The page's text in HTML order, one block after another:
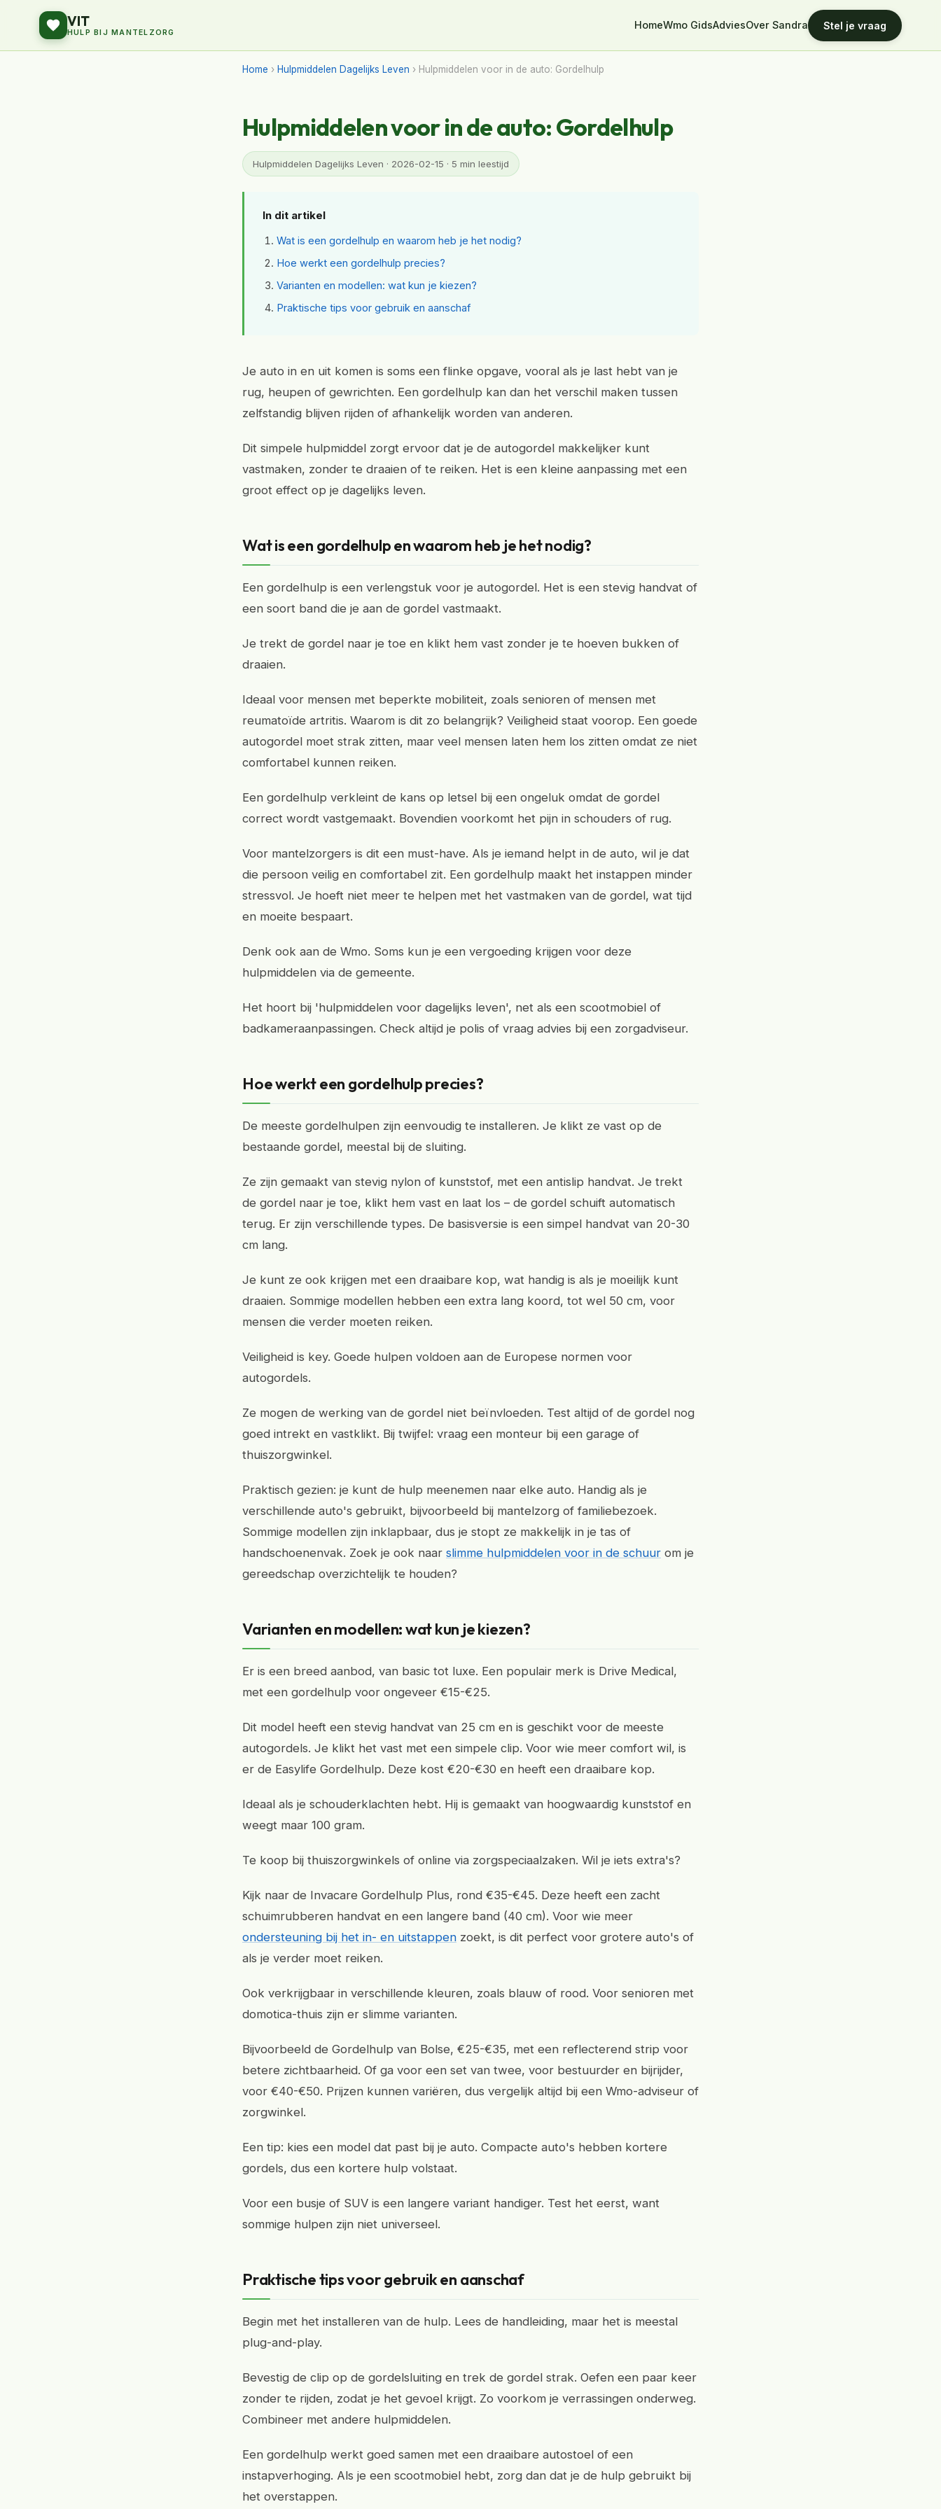
VIT
HULP BIJ MANTELZORG
HomeWmo GidsAdviesOver Sandra Stel je vraag
Home › Hulpmiddelen Dagelijks Leven › Hulpmiddelen voor in de auto: Gordelhulp
Hulpmiddelen voor in de auto: Gordelhulp
Hulpmiddelen Dagelijks Leven · 2026-02-15 · 5 min leestijd
In dit artikel
Wat is een gordelhulp en waarom heb je het nodig?
Hoe werkt een gordelhulp precies?
Varianten en modellen: wat kun je kiezen?
Praktische tips voor gebruik en aanschaf
Je auto in en uit komen is soms een flinke opgave, vooral als je last hebt van je
rug, heupen of gewrichten. Een gordelhulp kan dan het verschil maken tussen
zelfstandig blijven rijden of afhankelijk worden van anderen.
Dit simpele hulpmiddel zorgt ervoor dat je de autogordel makkelijker kunt
vastmaken, zonder te draaien of te reiken. Het is een kleine aanpassing met een
groot effect op je dagelijks leven.
Wat is een gordelhulp en waarom heb je het nodig?
Een gordelhulp is een verlengstuk voor je autogordel. Het is een stevig handvat of
een soort band die je aan de gordel vastmaakt.
Je trekt de gordel naar je toe en klikt hem vast zonder je te hoeven bukken of
draaien.
Ideaal voor mensen met beperkte mobiliteit, zoals senioren of mensen met
reumatoïde artritis. Waarom is dit zo belangrijk? Veiligheid staat voorop. Een goede
autogordel moet strak zitten, maar veel mensen laten hem los zitten omdat ze niet
comfortabel kunnen reiken.
Een gordelhulp verkleint de kans op letsel bij een ongeluk omdat de gordel
correct wordt vastgemaakt. Bovendien voorkomt het pijn in schouders of rug.
Voor mantelzorgers is dit een must-have. Als je iemand helpt in de auto, wil je dat
die persoon veilig en comfortabel zit. Een gordelhulp maakt het instappen minder
stressvol. Je hoeft niet meer te helpen met het vastmaken van de gordel, wat tijd
en moeite bespaart.
Denk ook aan de Wmo. Soms kun je een vergoeding krijgen voor deze
hulpmiddelen via de gemeente.
Het hoort bij 'hulpmiddelen voor dagelijks leven', net als een scootmobiel of
badkameraanpassingen. Check altijd je polis of vraag advies bij een zorgadviseur.
Hoe werkt een gordelhulp precies?
De meeste gordelhulpen zijn eenvoudig te installeren. Je klikt ze vast op de
bestaande gordel, meestal bij de sluiting.
Ze zijn gemaakt van stevig nylon of kunststof, met een antislip handvat. Je trekt
de gordel naar je toe, klikt hem vast en laat los – de gordel schuift automatisch
terug. Er zijn verschillende types. De basisversie is een simpel handvat van 20-30
cm lang.
Je kunt ze ook krijgen met een draaibare kop, wat handig is als je moeilijk kunt
draaien. Sommige modellen hebben een extra lang koord, tot wel 50 cm, voor
mensen die verder moeten reiken.
Veiligheid is key. Goede hulpen voldoen aan de Europese normen voor
autogordels.
Ze mogen de werking van de gordel niet beïnvloeden. Test altijd of de gordel nog
goed intrekt en vastklikt. Bij twijfel: vraag een monteur bij een garage of
thuiszorgwinkel.
Praktisch gezien: je kunt de hulp meenemen naar elke auto. Handig als je
verschillende auto's gebruikt, bijvoorbeeld bij mantelzorg of familiebezoek.
Sommige modellen zijn inklapbaar, dus je stopt ze makkelijk in je tas of
handschoenenvak. Zoek je ook naar slimme hulpmiddelen voor in de schuur om je
gereedschap overzichtelijk te houden?
Varianten en modellen: wat kun je kiezen?
Er is een breed aanbod, van basic tot luxe. Een populair merk is Drive Medical,
met een gordelhulp voor ongeveer €15-€25.
Dit model heeft een stevig handvat van 25 cm en is geschikt voor de meeste
autogordels. Je klikt het vast met een simpele clip. Voor wie meer comfort wil, is
er de Easylife Gordelhulp. Deze kost €20-€30 en heeft een draaibare kop.
Ideaal als je schouderklachten hebt. Hij is gemaakt van hoogwaardig kunststof en
weegt maar 100 gram.
Te koop bij thuiszorgwinkels of online via zorgspeciaalzaken. Wil je iets extra's?
Kijk naar de Invacare Gordelhulp Plus, rond €35-€45. Deze heeft een zacht
schuimrubberen handvat en een langere band (40 cm). Voor wie meer
ondersteuning bij het in- en uitstappen zoekt, is dit perfect voor grotere auto's of
als je verder moet reiken.
Ook verkrijgbaar in verschillende kleuren, zoals blauw of rood. Voor senioren met
domotica-thuis zijn er slimme varianten.
Bijvoorbeeld de Gordelhulp van Bolse, €25-€35, met een reflecterend strip voor
betere zichtbaarheid. Of ga voor een set van twee, voor bestuurder en bijrijder,
voor €40-€50. Prijzen kunnen variëren, dus vergelijk altijd bij een Wmo-adviseur of
zorgwinkel.
Een tip: kies een model dat past bij je auto. Compacte auto's hebben kortere
gordels, dus een kortere hulp volstaat.
Voor een busje of SUV is een langere variant handiger. Test het eerst, want
sommige hulpen zijn niet universeel.
Praktische tips voor gebruik en aanschaf
Begin met het installeren van de hulp. Lees de handleiding, maar het is meestal
plug-and-play.
Bevestig de clip op de gordelsluiting en trek de gordel strak. Oefen een paar keer
zonder te rijden, zodat je het gevoel krijgt. Zo voorkom je verrassingen onderweg.
Combineer met andere hulpmiddelen.
Een gordelhulp werkt goed samen met een draaibare autostoel of een
instapverhoging. Als je een scootmobiel hebt, zorg dan dat je de hulp gebruikt bij
het overstappen.